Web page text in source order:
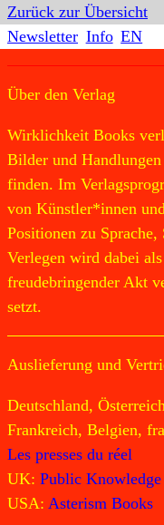
Zurück zur Übersicht
Newsletter Info EN
Über den Verlag
Wirklichkeit Books
Bilder und
finden. Im
von Künstler*innen
Positionen zu
Verlegen wird dabei
freudebringender Akt
setzt.
Auslieferung und
Deutschland,
Frankreich, Belgien,
Les presses du réel
UK: Public
USA: Asterism Books